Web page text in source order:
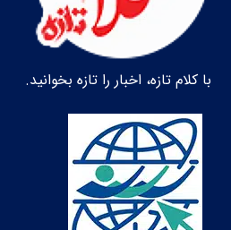
با کلام تازه، اخبار را تازه بخوانید.